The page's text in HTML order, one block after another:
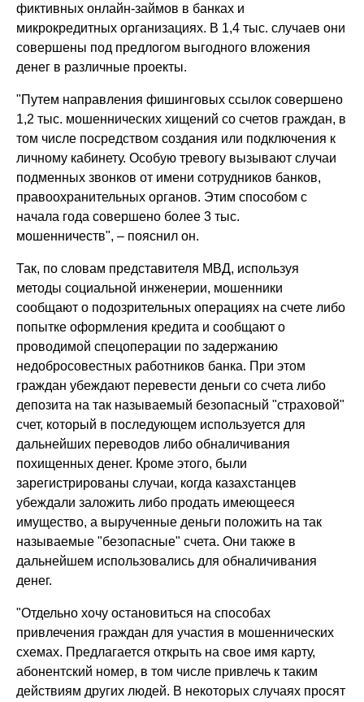
фиктивных онлайн-займов в банках и
микрокредитных организациях. В 1,4 тыс. случаев они
совершены под предлогом выгодного вложения
денег в различные проекты.
"Путем направления фишинговых ссылок совершено
1,2 тыс. мошеннических хищений со счетов граждан, в
том числе посредством создания или подключения к
личному кабинету. Особую тревогу вызывают случаи
подменных звонков от имени сотрудников банков,
правоохранительных органов. Этим способом с
начала года совершено более 3 тыс.
мошенничеств", – пояснил он.
Так, по словам представителя МВД, используя
методы социальной инженерии, мошенники
сообщают о подозрительных операциях на счете либо
попытке оформления кредита и сообщают о
проводимой спецоперации по задержанию
недобросовестных работников банка. При этом
граждан убеждают перевести деньги со счета либо
депозита на так называемый безопасный "страховой"
счет, который в последующем используется для
дальнейших переводов либо обналичивания
похищенных денег. Кроме этого, были
зарегистрированы случаи, когда казахстанцев
убеждали заложить либо продать имеющееся
имущество, а вырученные деньги положить на так
называемые "безопасные" счета. Они также в
дальнейшем использовались для обналичивания
денег.
"Отдельно хочу остановиться на способах
привлечения граждан для участия в мошеннических
схемах. Предлагается открыть на свое имя карту,
абонентский номер, в том числе привлечь к таким
действиям других людей. В некоторых случаях просят